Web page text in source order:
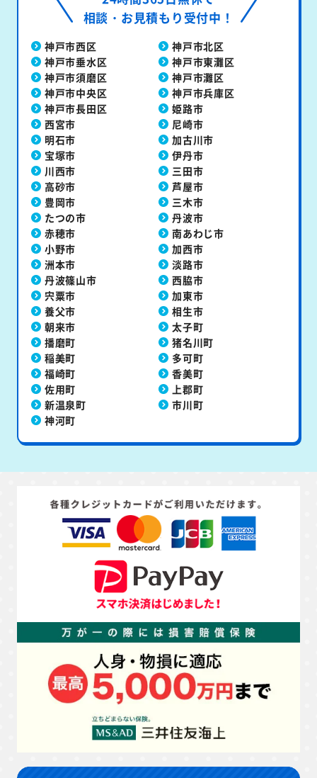
相談・お見積もり受付中！
神戸市西区
神戸市北区
神戸市垂水区
神戸市東灘区
神戸市須磨区
神戸市灘区
神戸市中央区
神戸市兵庫区
神戸市長田区
姫路市
西宮市
尼崎市
明石市
加古川市
宝塚市
伊丹市
川西市
三田市
高砂市
芦屋市
豊岡市
三木市
たつの市
丹波市
赤穂市
南あわじ市
小野市
加西市
洲本市
淡路市
丹波篠山市
西脇市
宍粟市
加東市
養父市
相生市
朝来市
太子町
播磨町
猪名川町
稲美町
多可町
福崎町
香美町
佐用町
上郡町
新温泉町
市川町
神河町